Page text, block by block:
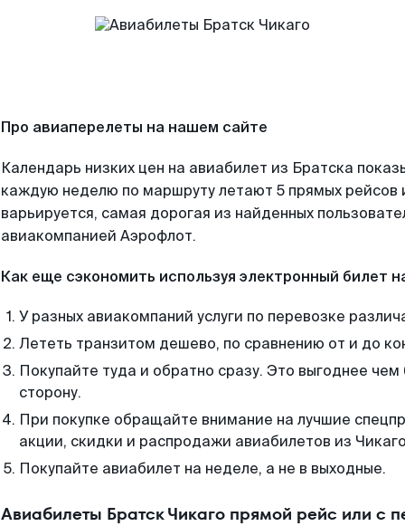
Про авиаперелеты на нашем сайте
Календарь низких цен на авиабилет из Братска
каждую неделю по маршруту летают 5 прямых рейсов
варьируется, самая дорогая из найденных
авиакомпанией Аэрофлот.
Как еще сэкономить используя электронный билет
У разных авиакомпаний услуги по перевозке
Лететь транзитом дешево, по сравнению от и до
Покупайте туда и обратно сразу. Это выгоднее
сторону.
При покупке обращайте внимание на лучшие
акции, скидки и распродажи авиабилетов из
Покупайте авиабилет на неделе, а не в выходные.
Авиабилеты Братск Чикаго прямой рейс или с